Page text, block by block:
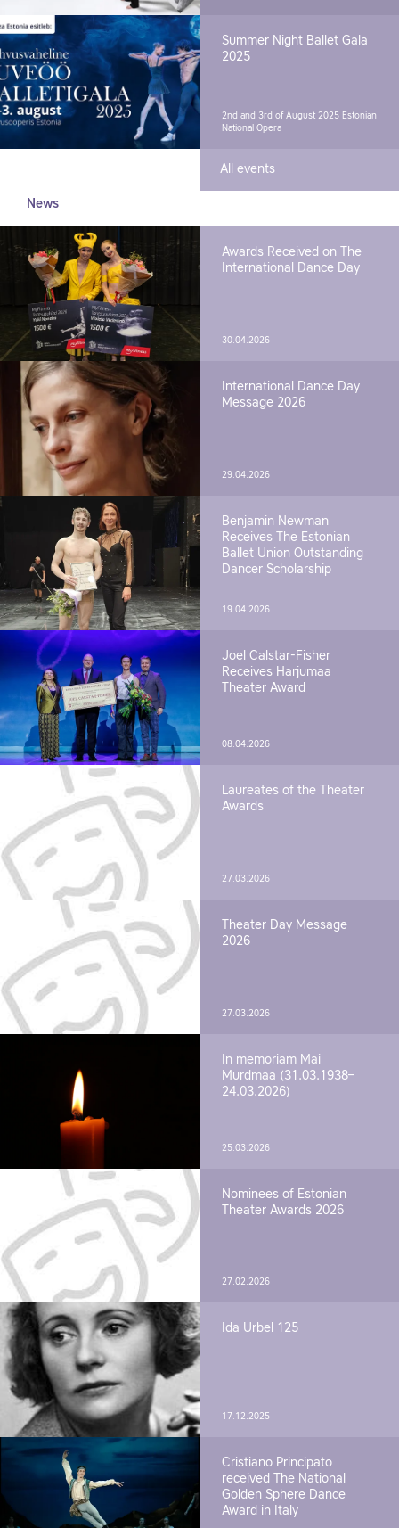
Summer Night Ballet Gala
2025
2nd and 3rd of August 2025 Estonian
National Opera
All events
News
Awards Received on The
International Dance Day
30.04.2026
International Dance Day
Message 2026
29.04.2026
Benjamin Newman
Receives The Estonian
Ballet Union Outstanding
Dancer Scholarship
19.04.2026
Joel Calstar-Fisher
Receives Harjumaa
Theater Award
08.04.2026
Laureates of the Theater
Awards
27.03.2026
Theater Day Message
2026
27.03.2026
In memoriam Mai
Murdmaa (31.03.1938–
24.03.2026)
25.03.2026
Nominees of Estonian
Theater Awards 2026
27.02.2026
Ida Urbel 125
17.12.2025
Cristiano Principato
received The National
Golden Sphere Dance
Award in Italy